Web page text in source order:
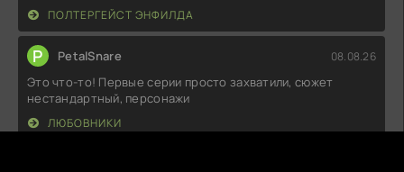
ПОЛТЕРГЕЙСТ ЭНФИЛДА
P PetalSnare 08.08.26
Это что-то! Первые серии просто захватили, сюжет
нестандартный, персонажи
ЛЮБОВНИКИ